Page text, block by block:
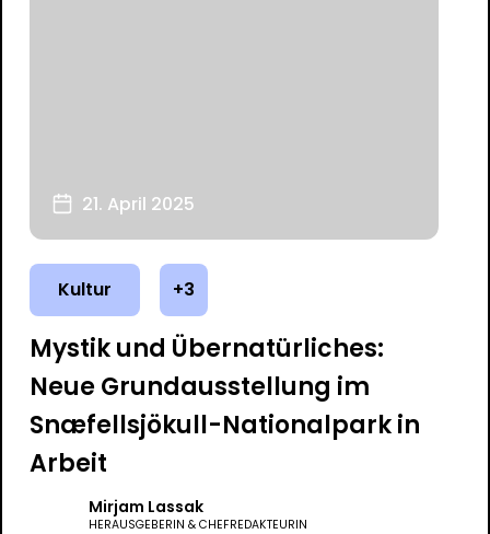
21. April 2025
Kultur +3
Mystik und Übernatürliches:
Neue Grundausstellung im
Snæfellsjökull-Nationalpark in
Arbeit
Mirjam Lassak
HERAUSGEBERIN & CHEFREDAKTEURIN